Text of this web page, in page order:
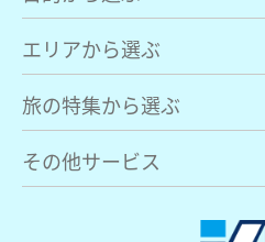
エリアから選ぶ
旅の特集から選ぶ
その他サービス